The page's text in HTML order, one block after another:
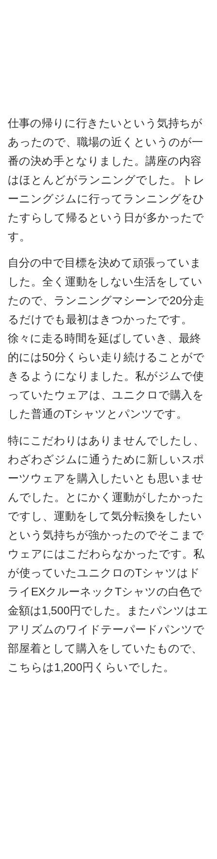
仕事の帰りに行きたいという気持ちが
あったので、職場の近くというのが一
番の決め手となりました。講座の内容
はほとんどがランニングでした。トレ
ーニングジムに行ってランニングをひ
たすらして帰るという日が多かったで
す。
自分の中で目標を決めて頑張っていま
した。全く運動をしない生活をしてい
たので、ランニングマシーンで20分走
るだけでも最初はきつかったです。
徐々に走る時間を延ばしていき、最終
的には50分くらい走り続けることがで
きるようになりました。私がジムで使
っていたウェアは、ユニクロで購入を
した普通のTシャツとパンツです。
特にこだわりはありませんでしたし、
わざわざジムに通うために新しいスポ
ーツウェアを購入したいとも思いませ
んでした。とにかく運動がしたかった
ですし、運動をして気分転換をしたい
という気持ちが強かったのでそこまで
ウェアにはこだわらなかったです。私
が使っていたユニクロのTシャツはド
ライEXクルーネックTシャツの白色で
金額は1,500円でした。またパンツはエ
アリズムのワイドテーパードパンツで
部屋着として購入をしていたもので、
こちらは1,200円くらいでした。